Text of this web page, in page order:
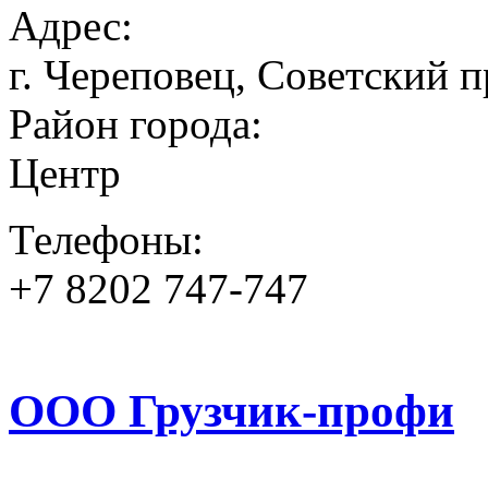
Адрес:
г. Череповец, Советский
Район города:
Центр
Телефоны:
+7 8202 747-747
ООО Грузчик-профи